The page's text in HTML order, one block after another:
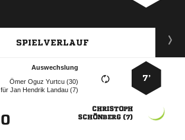
SPIELVERLAUF
7’
Auswechslung
   
für   

 
